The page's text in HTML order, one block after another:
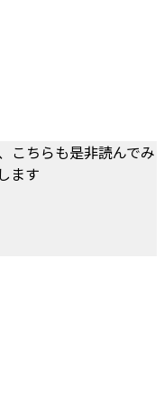
こちらも是非読んでみ
ます